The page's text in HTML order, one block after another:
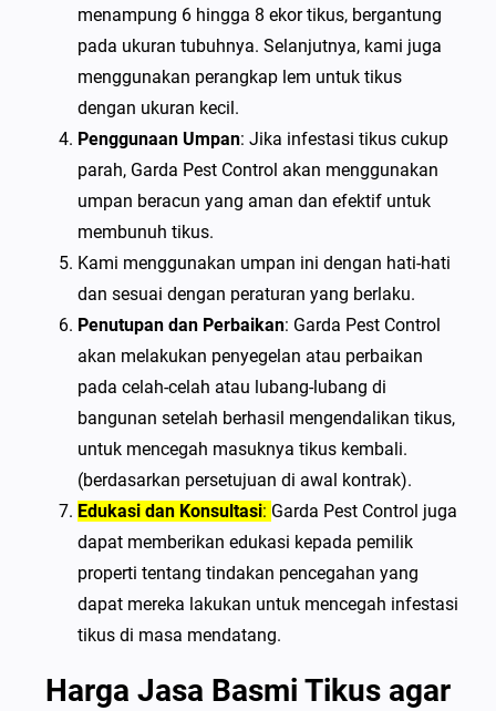
menampung 6 hingga 8 ekor tikus, bergantung
pada ukuran tubuhnya. Selanjutnya, kami juga
menggunakan perangkap lem untuk tikus
dengan ukuran kecil.
Penggunaan Umpan: Jika infestasi tikus cukup
parah, Garda Pest Control akan menggunakan
umpan beracun yang aman dan efektif untuk
membunuh tikus.
Kami menggunakan umpan ini dengan hati-hati
dan sesuai dengan peraturan yang berlaku.
Penutupan dan Perbaikan: Garda Pest Control
akan melakukan penyegelan atau perbaikan
pada celah-celah atau lubang-lubang di
bangunan setelah berhasil mengendalikan tikus,
untuk mencegah masuknya tikus kembali.
(berdasarkan persetujuan di awal kontrak).
Edukasi dan Konsultasi: Garda Pest Control juga
dapat memberikan edukasi kepada pemilik
properti tentang tindakan pencegahan yang
dapat mereka lakukan untuk mencegah infestasi
tikus di masa mendatang.
Harga Jasa Basmi Tikus agar